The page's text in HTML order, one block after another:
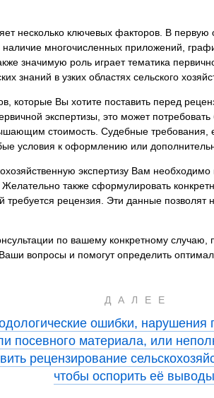
несколько ключевых факторов. В первую
многочисленных приложений,
значимую роль играет тематика
знаний в узких областях сельского
которые Вы хотите поставить перед
экспертизы, это может
стоимость. Судебные требования,
условия к оформлению или
экспертизу Вам
также сформулировать
требуется рецензия. Эти данные
по вашему конкретному
вопросы и помогут определить
ДАЛЕЕ
ошибки, нарушения
посевного материала, или
рецензирование
чтобы оспорить её